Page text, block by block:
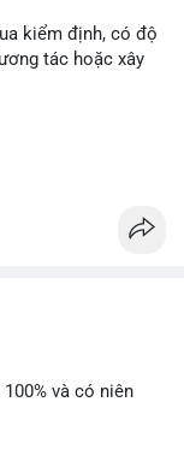
kiểm định, có độ
tác hoặc xây
và có niên